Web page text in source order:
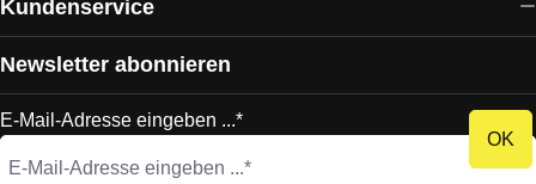
Kundenservice
Newsletter abonnieren
E-Mail-Adresse eingeben ...*
OK